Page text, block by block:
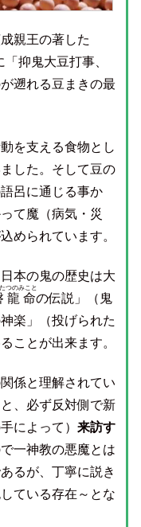
親王の著した
抑鬼大豆打事、
遡れる豆まきの最
を支える食物とし
した。そして豆の
呂に通じる事か
て魔（病気・災
められています。
日本の鬼の歴史は大
龍命
つのみこと
の伝説」（鬼
楽」（投げられた
ことが出来ます。
係と理解されてい
、必ず反対側で新
によって） 来訪す
一神教の悪魔とは
るが、丁寧に説き
ている存在～とな